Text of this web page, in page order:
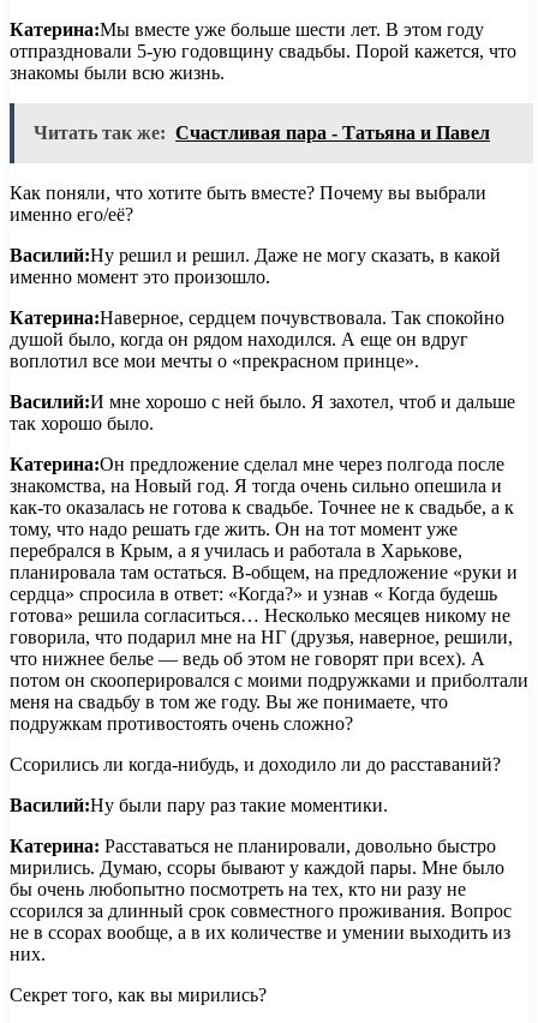
Катерина:Мы вместе уже больше шести лет. В этом году
отпраздновали 5-ую годовщину свадьбы. Порой кажется, что
знакомы были всю жизнь.
Читать так же: Счастливая пара - Татьяна и Павел
Как поняли, что хотите быть вместе? Почему вы выбрали
именно его/её?
Василий:Ну решил и решил. Даже не могу сказать, в какой
именно момент это произошло.
Катерина:Наверное, сердцем почувствовала. Так спокойно
душой было, когда он рядом находился. А еще он вдруг
воплотил все мои мечты о «прекрасном принце».
Василий:И мне хорошо с ней было. Я захотел, чтоб и дальше
так хорошо было.
Катерина:Он предложение сделал мне через полгода после
знакомства, на Новый год. Я тогда очень сильно опешила и
как-то оказалась не готова к свадьбе. Точнее не к свадьбе, а к
тому, что надо решать где жить. Он на тот момент уже
перебрался в Крым, а я училась и работала в Харькове,
планировала там остаться. В-общем, на предложение «руки и
сердца» спросила в ответ: «Когда?» и узнав « Когда будешь
готова» решила согласиться… Несколько месяцев никому не
говорила, что подарил мне на НГ (друзья, наверное, решили,
что нижнее белье — ведь об этом не говорят при всех). А
потом он скооперировался с моими подружками и приболтали
меня на свадьбу в том же году. Вы же понимаете, что
подружкам противостоять очень сложно?
Ссорились ли когда-нибудь, и доходило ли до расставаний?
Василий:Ну были пару раз такие моментики.
Катерина: Расставаться не планировали, довольно быстро
мирились. Думаю, ссоры бывают у каждой пары. Мне было
бы очень любопытно посмотреть на тех, кто ни разу не
ссорился за длинный срок совместного проживания. Вопрос
не в ссорах вообще, а в их количестве и умении выходить из
них.
Секрет того, как вы мирились?